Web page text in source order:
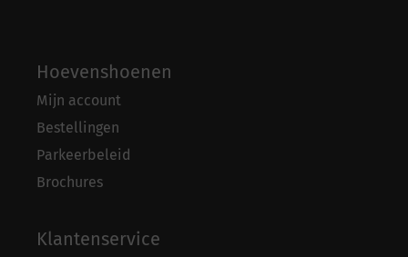
Hoevenshoenen
Mijn account
Bestellingen
Parkeerbeleid
Brochures
Klantenservice